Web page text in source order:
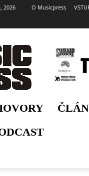
2026 O Musicpress